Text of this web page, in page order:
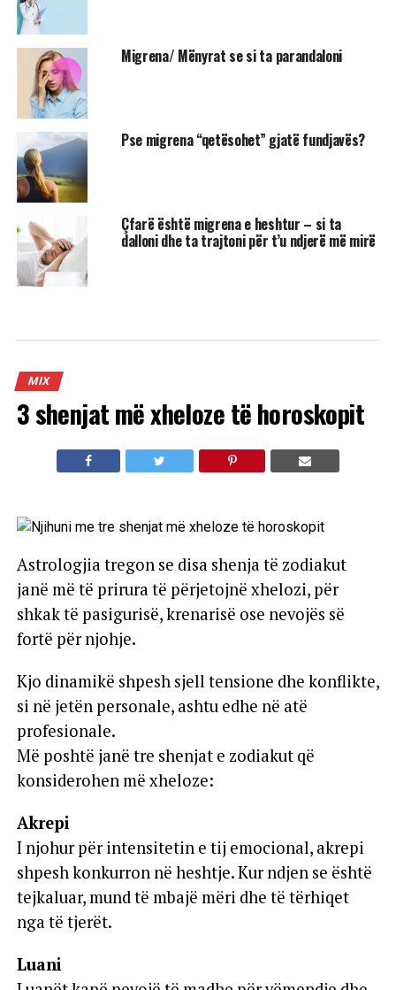
Migrena/ Mënyrat se si ta parandaloni
Pse migrena “qetësohet” gjatë fundjavës?
Çfarë është migrena e heshtur – si ta
dalloni dhe ta trajtoni për t’u ndjerë më mirë
MIX
3 shenjat më xheloze të horoskopit
Astrologjia tregon se disa shenja të zodiakut
janë më të prirura të përjetojnë xhelozi, për
shkak të pasigurisë, krenarisë ose nevojës së
fortë për njohje.
Kjo dinamikë shpesh sjell tensione dhe konflikte,
si në jetën personale, ashtu edhe në atë
profesionale.
Më poshtë janë tre shenjat e zodiakut që
konsiderohen më xheloze:
Akrepi
I njohur për intensitetin e tij emocional, akrepi
shpesh konkurron në heshtje. Kur ndjen se është
tejkaluar, mund të mbajë mëri dhe të tërhiqet
nga të tjerët.
Luani